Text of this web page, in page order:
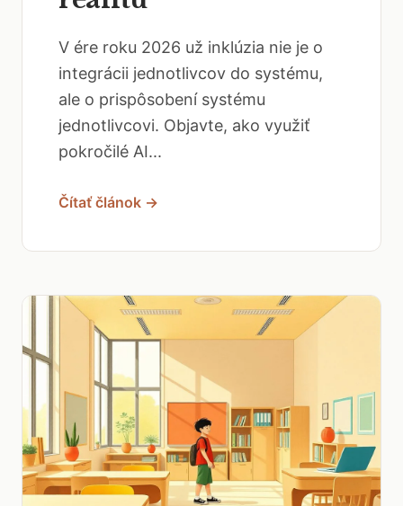
V ére roku 2026 už inklúzia nie je o
integrácii jednotlivcov do systému,
ale o prispôsobení systému
jednotlivcovi. Objavte, ako využiť
pokročilé AI...
Čítať článok →